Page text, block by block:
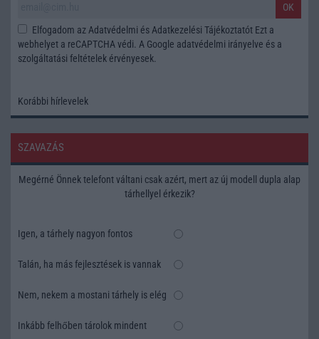
OK
Elfogadom az Adatvédelmi és Adatkezelési Tájékoztatót Ezt a
webhelyet a reCAPTCHA védi. A Google adatvédelmi irányelve és a
szolgáltatási feltételek érvényesek.
Korábbi hírlevelek
SZAVAZÁS
Megérné Önnek telefont váltani csak azért, mert az új modell dupla alap
tárhellyel érkezik?
Igen, a tárhely nagyon fontos
Talán, ha más fejlesztések is vannak
Nem, nekem a mostani tárhely is elég
Inkább felhőben tárolok mindent